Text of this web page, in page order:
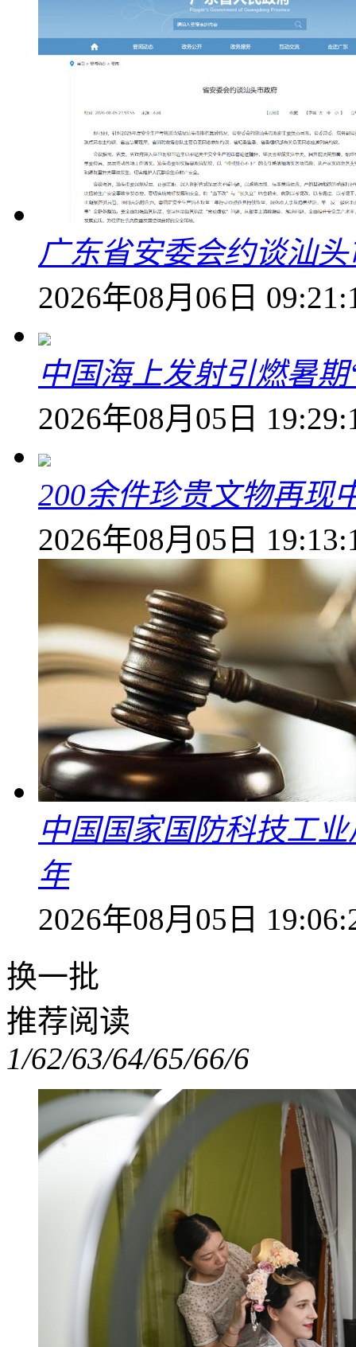
广东省安委会约谈汕
2026年08月06日
中国海上发射引燃暑
2026年08月05日
200余件珍贵文物再现
2026年08月05日
中国国家国防科技工
年
2026年08月05日
换一批
推荐阅读
1/62/63/64/65/66/6